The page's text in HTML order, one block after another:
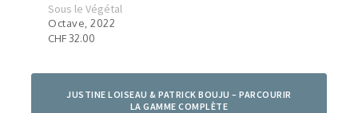
Sous le Végétal
Octave, 2022
CHF 32.00
JUSTINE LOISEAU & PATRICK BOUJU – PARCOURIR
LA GAMME COMPLÈTE